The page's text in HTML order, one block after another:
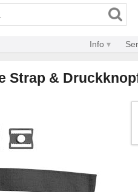
Info
Strap &